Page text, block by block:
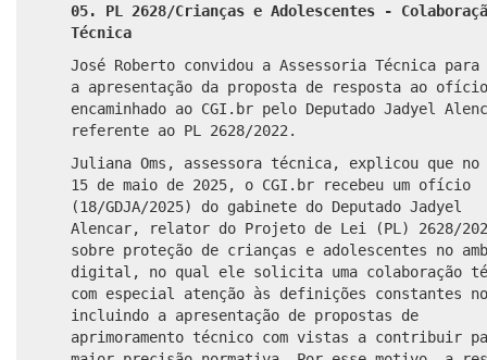
05. PL 2628/Crianças e Adolescentes -
Técnica
José Roberto convidou a Assessoria Técnica
a apresentação da proposta de resposta ao ofício
encaminhado ao CGI.br pelo Deputado Jadyel
referente ao PL 2628/2022.
Juliana Oms, assessora técnica, explicou que no
15 de maio de 2025, o CGI.br recebeu um ofício
(18/GDJA/2025) do gabinete do Deputado Jadyel
Alencar, relator do Projeto de Lei (PL) 2628/
sobre proteção de crianças e adolescentes no
digital, no qual ele solicita uma colaboração
com especial atenção às definições constantes
incluindo a apresentação de propostas de
aprimoramento técnico com vistas a contribuir